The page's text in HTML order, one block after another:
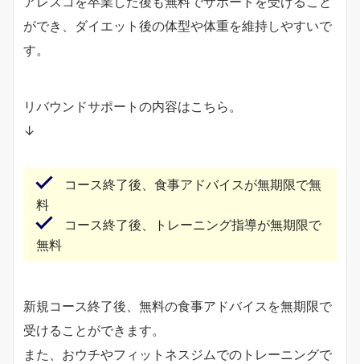
ができ、ダイエット後の体型や体重を維持しやすいで
す。
リバウンドサポートの内容はこちら。
↓
コース終了後、食事アドバイスが無期限で無
料
コース終了後、トレーニング指導が無期限で
無料
新規コース終了後、無料の食事アドバイスを無期限で
受けることができます。
また、おウチやフィットネスジムでのトレーニングで